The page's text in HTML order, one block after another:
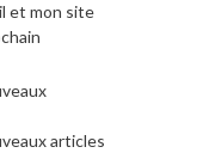
et mon site
articles